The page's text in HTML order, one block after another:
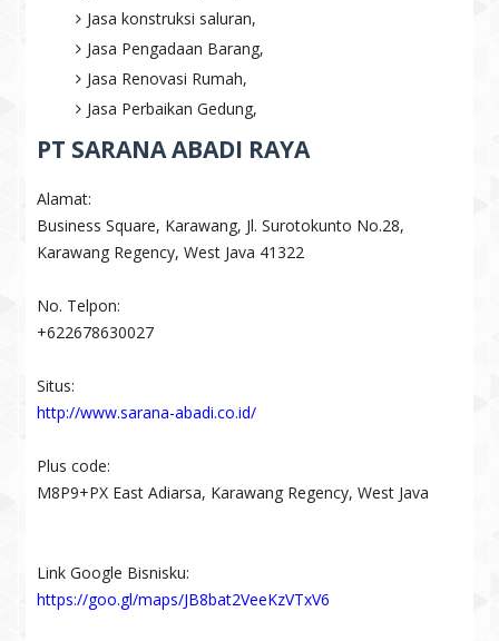
Jasa konstruksi saluran,
Jasa Pengadaan Barang,
Jasa Renovasi Rumah,
Jasa Perbaikan Gedung,
PT SARANA ABADI RAYA
Alamat:
Business Square, Karawang, Jl. Surotokunto No.28,
Karawang Regency, West Java 41322
No. Telpon:
+622678630027
Situs:
http://www.sarana-abadi.co.id/
Plus code:
M8P9+PX East Adiarsa, Karawang Regency, West Java
Link Google Bisnisku:
https://goo.gl/maps/JB8bat2VeeKzVTxV6